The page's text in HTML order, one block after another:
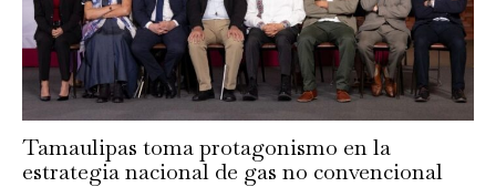
Tamaulipas toma protagonismo en la
estrategia nacional de gas no convencional